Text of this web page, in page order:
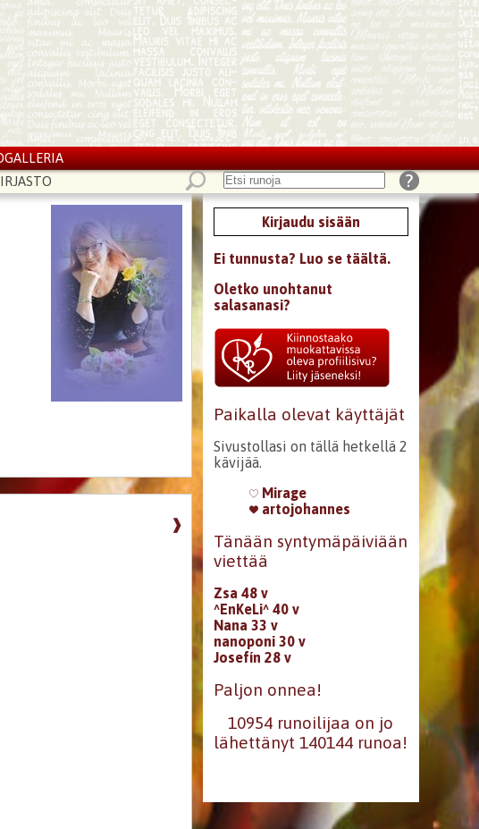
❱
Kirjaudu sisään
Ei tunnusta? Luo se täältä.
Oletko unohtanut
salasanasi?
Paikalla olevat käyttäjät
Sivustollasi on tällä hetkellä 2
kävijää.
Mirage
artojohannes
Tänään syntymäpäiviään
viettää
Zsa 48 v
^EnKeLi^ 40 v
Nana 33 v
nanoponi 30 v
Josefín 28 v
Paljon onnea!
10954 runoilijaa on jo
lähettänyt 140144 runoa!